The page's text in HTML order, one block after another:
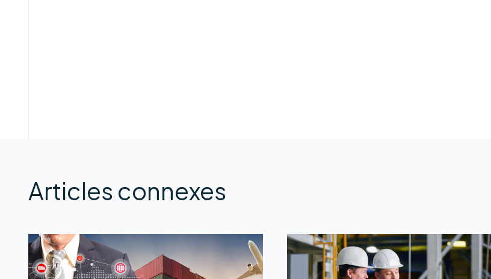
Articles connexes